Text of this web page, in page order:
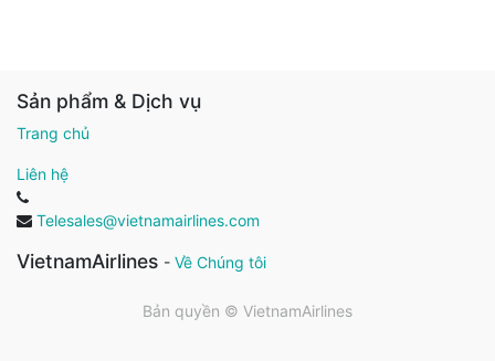
Sản phẩm & Dịch vụ
Trang chủ
Liên hệ
Telesales@vietnamairlines.com
VietnamAirlines - Về Chúng tôi
Bản quyền © VietnamAirlines